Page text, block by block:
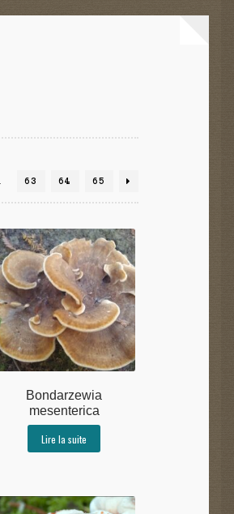
63 64 65
Bondarzewia
mesenterica
Lire la suite